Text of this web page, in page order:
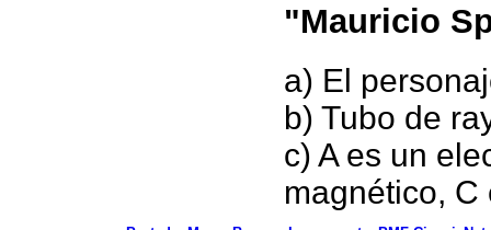
"Mauricio
a) El
b) Tubo de
c) A es un
magnético,